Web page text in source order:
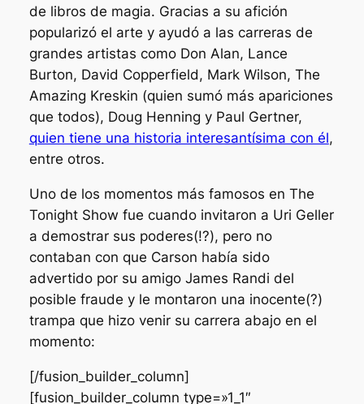
de libros de magia. Gracias a su afición
popularizó el arte y ayudó a las carreras de
grandes artistas como Don Alan, Lance
Burton, David Copperfield, Mark Wilson, The
Amazing Kreskin (quien sumó más apariciones
que todos), Doug Henning y Paul Gertner,
quien tiene una historia interesantísima con él,
entre otros.
Uno de los momentos más famosos en The
Tonight Show fue cuando invitaron a Uri Geller
a demostrar sus poderes(!?), pero no
contaban con que Carson había sido
advertido por su amigo James Randi del
posible fraude y le montaron una inocente(?)
trampa que hizo venir su carrera abajo en el
momento:
[/fusion_builder_column]
[fusion_builder_column type=»1_1″